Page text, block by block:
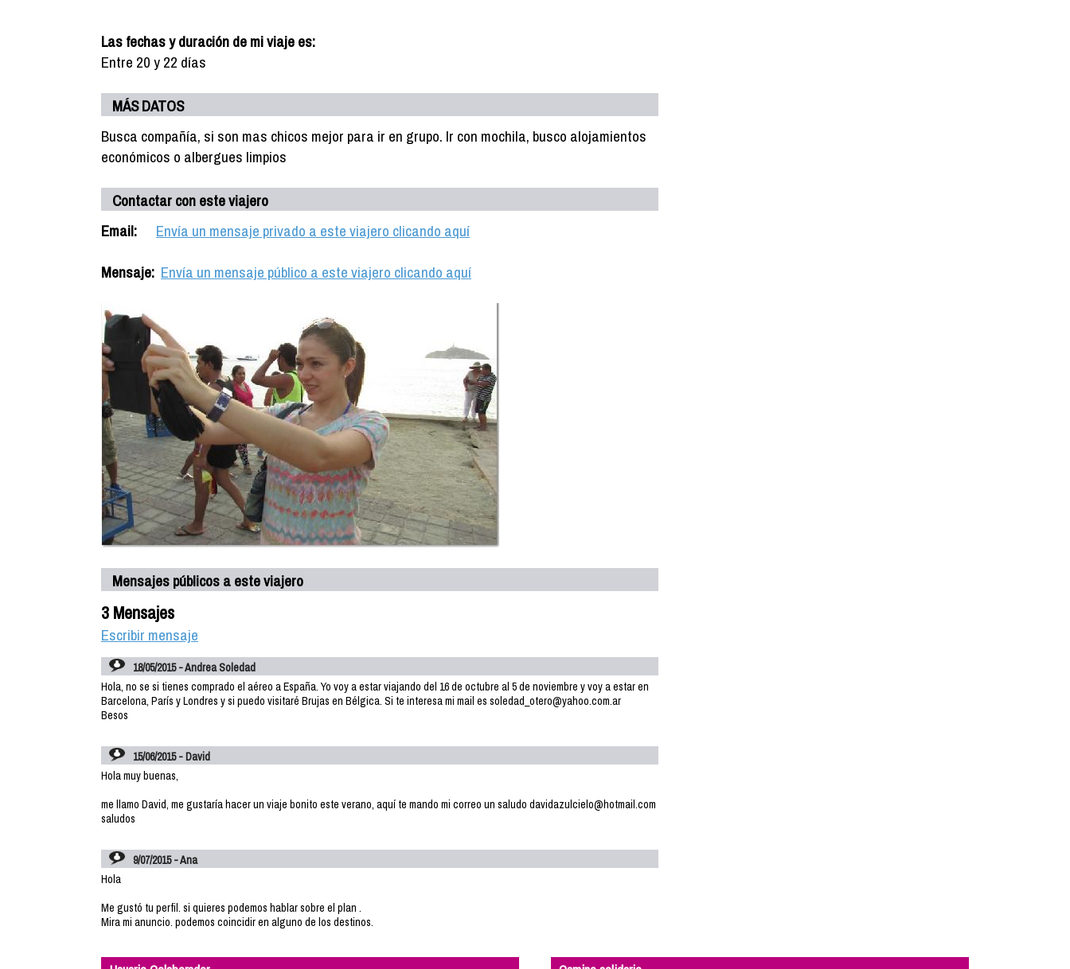
Las fechas y duración de mi viaje es:
Entre 20 y 22 días
MÁS DATOS
Busca compañía, si son mas chicos mejor para ir en grupo. Ir con mochila, busco alojamientos
económicos o albergues limpios
Contactar con este viajero
Email:
Envía un mensaje privado a este viajero clicando aquí
Mensaje: Envía un mensaje público a este viajero clicando aquí
Mensajes públicos a este viajero
3 Mensajes
Escribir mensaje
18/05/2015 - Andrea Soledad
Hola, no se si tienes comprado el aéreo a España. Yo voy a estar viajando del 16 de octubre al 5 de noviembre y voy a estar en
Barcelona, París y Londres y si puedo visitaré Brujas en Bélgica. Si te interesa mi mail es soledad_otero@yahoo.com.ar
Besos
15/06/2015 - David
Hola muy buenas,
me llamo David, me gustaría hacer un viaje bonito este verano, aquí te mando mi correo un saludo davidazulcielo@hotmail.com
saludos
9/07/2015 - Ana
Hola
Me gustó tu perfil. si quieres podemos hablar sobre el plan .
Mira mi anuncio. podemos coincidir en alguno de los destinos.